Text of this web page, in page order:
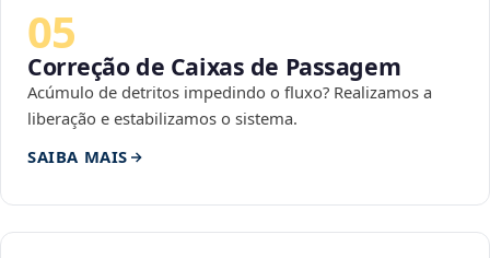
05
Correção de Caixas de Passagem
Acúmulo de detritos impedindo o fluxo? Realizamos a
liberação e estabilizamos o sistema.
SAIBA MAIS